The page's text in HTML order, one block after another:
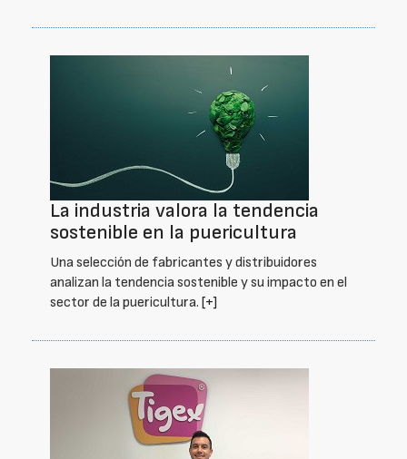
La industria valora la tendencia
sostenible en la puericultura
Una selección de fabricantes y distribuidores
analizan la tendencia sostenible y su impacto en el
sector de la puericultura. [+]